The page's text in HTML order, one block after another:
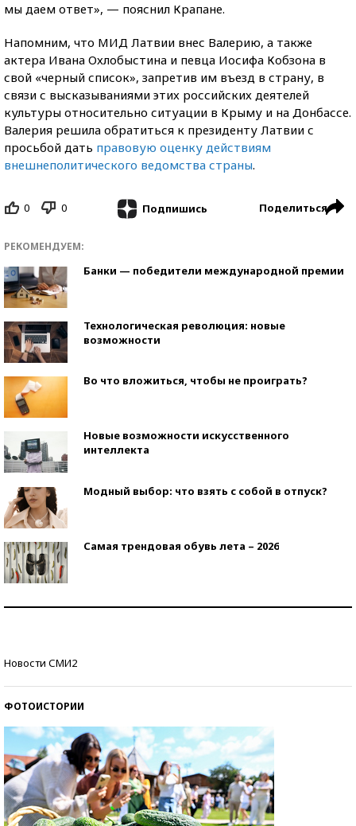
мы даем ответ», — пояснил Крапане.
Напомним, что МИД Латвии внес Валерию, а также
актера Ивана Охлобыстина и певца Иосифа Кобзона в
свой «черный список», запретив им въезд в страну, в
связи с высказываниями этих российских деятелей
культуры относительно ситуации в Крыму и на Донбассе.
Валерия решила обратиться к президенту Латвии с
просьбой дать правовую оценку действиям
внешнеполитического ведомства страны.
0 0 Подпишись Поделиться
РЕКОМЕНДУЕМ:
Банки — победители международной премии
Технологическая революция: новые
возможности
Во что вложиться, чтобы не проиграть?
Новые возможности искусственного
интеллекта
Модный выбор: что взять с собой в отпуск?
Самая трендовая обувь лета – 2026
Новости СМИ2
ФОТОИСТОРИИ